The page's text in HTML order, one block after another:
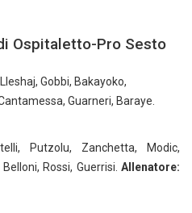
Ospitaletto-Pro Sesto
Gobbi, Bakayoko,
Guarneri, Baraye.
Putzolu, Zanchetta, Modic,
Rossi, Guerrisi. Allenatore: